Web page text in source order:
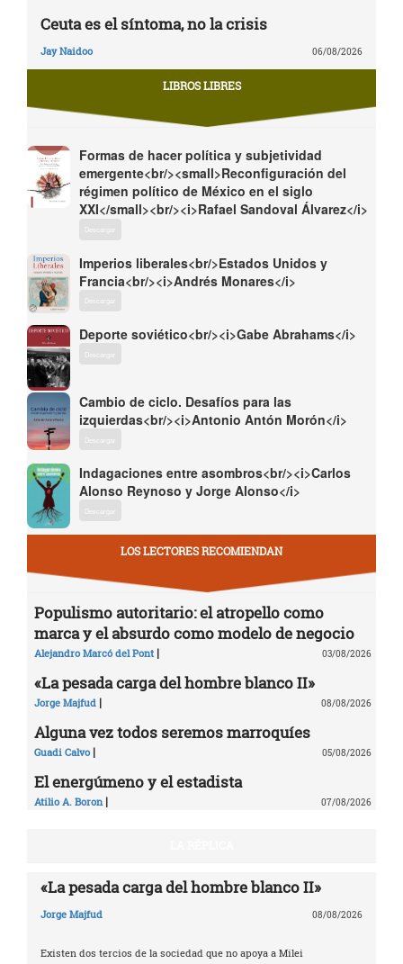
Ceuta es el síntoma, no la crisis
Jay Naidoo 06/08/2026
LIBROS LIBRES
Formas de hacer política y subjetividad
emergente<br/><small>Reconfiguración del
régimen político de México en el siglo
XXI</small><br/><i>Rafael Sandoval Álvarez</i>
Descargar
Imperios liberales<br/>Estados Unidos y
Francia<br/><i>Andrés Monares</i>
Descargar
Deporte soviético<br/><i>Gabe Abrahams</i>
Descargar
Cambio de ciclo. Desafíos para las
izquierdas<br/><i>Antonio Antón Morón</i>
Descargar
Indagaciones entre asombros<br/><i>Carlos
Alonso Reynoso y Jorge Alonso</i>
Descargar
LOS LECTORES RECOMIENDAN
Populismo autoritario: el atropello como
marca y el absurdo como modelo de negocio
Alejandro Marcó del Pont | 03/08/2026
«La pesada carga del hombre blanco II»
Jorge Majfud | 08/08/2026
Alguna vez todos seremos marroquíes
Guadi Calvo | 05/08/2026
El energúmeno y el estadista
Atilio A. Boron| 07/08/2026
«La pesada carga del hombre blanco II»
Jorge Majfud 08/08/2026
Existen dos tercios de la sociedad que no apoya a Milei